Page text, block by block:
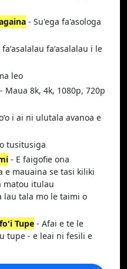
- Su'ega fa'asologa
faʻasalalau i le
leo
- Maua 8k, 4k, 1080p, 720p
i ai ni ulutala avanoa e
tusitusiga
- E faigofie ona
e mauaina se tasi kiliki
matou itulau
lau tala mo le taimi o
Tupe - Afai e te le
tupe - e leai ni fesili e